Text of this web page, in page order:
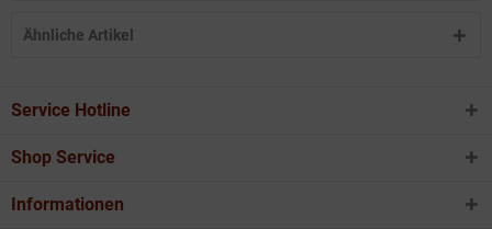
Ähnliche Artikel
Service Hotline
Shop Service
Informationen